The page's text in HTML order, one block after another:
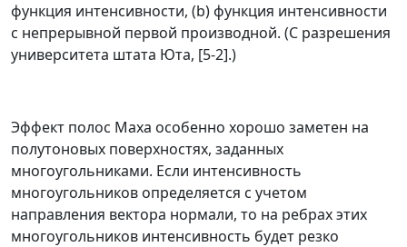
функция интенсивности, (b)функция интенсивности
с непрерывной первой производной. (С разрешения
университета штата Юта, [5-2].)
Эффект полос Маха особенно хорошо заметен на
полутоновых поверхностях, заданных
многоугольниками. Если интенсивность
многоугольников определяется с учетом
направления вектора нормали, то на ребрах этих
многоугольников интенсивность будет резко